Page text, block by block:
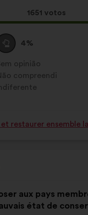
Esta
proposta
1651 votos
4%
opinião
compreendi
restaurer ensemble
aux pays
état de